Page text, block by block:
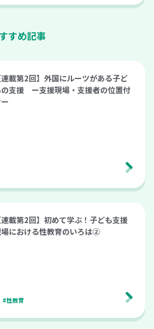
すめ記事
連載第2回】外国にルーツがある子ど
の支援 ー支援現場・支援者の位置付
連載第2回】初めて学ぶ！子ども支援
における性教育のいろは②
#性教育